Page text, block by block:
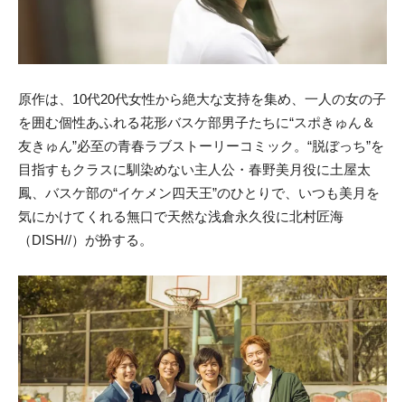
原作は、10代20代女性から絶大な支持を集め、一人の女の子
を囲む個性あふれる花形バスケ部男子たちに“スポきゅん＆
友きゅん”必至の青春ラブストーリーコミック。“脱ぼっち”を
目指すもクラスに馴染めない主人公・春野美月役に土屋太
鳳、バスケ部の“イケメン四天王”のひとりで、いつも美月を
気にかけてくれる無口で天然な浅倉永久役に北村匠海
（DISH//）が扮する。